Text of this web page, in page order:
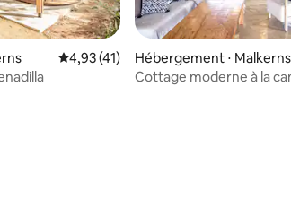
14 commentaires : 5 sur 5
Évaluation moyenne sur la base de
4,93 (41)
Hébergement ⋅ Malkerns
Cottage moderne à la